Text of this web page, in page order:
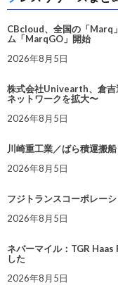
CBcloud、全国の「Marq
ム「MarqGO」開始
2026年8月5日
株式会社Univearth、倉吉
ネットワークを拡大〜
2026年8月5日
川崎重工業／ばら積運搬
2026年8月5日
フジトランスコーポレー
2026年8月5日
ネバーマイル：TGR Haas
した
2026年8月5日